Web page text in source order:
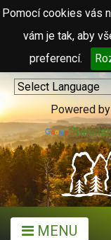
Pomocí cookies vás
vám je tak, aby
preferencí.
Powered by
MENU